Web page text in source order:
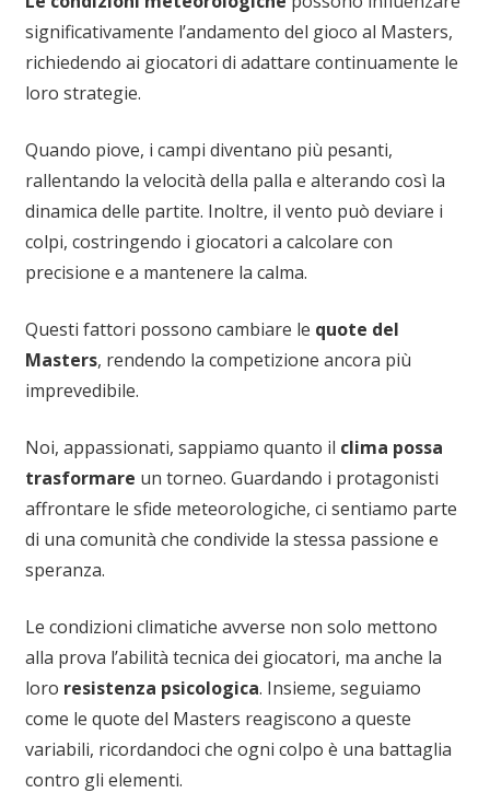
significativamente l’andamento del gioco al Masters,
richiedendo ai giocatori di adattare continuamente le
loro strategie.
Quando piove, i campi diventano più pesanti,
rallentando la velocità della palla e alterando così la
dinamica delle partite. Inoltre, il vento può deviare i
colpi, costringendo i giocatori a calcolare con
precisione e a mantenere la calma.
Questi fattori possono cambiare le quote del
Masters, rendendo la competizione ancora più
imprevedibile.
Noi, appassionati, sappiamo quanto il clima possa
trasformare un torneo. Guardando i protagonisti
affrontare le sfide meteorologiche, ci sentiamo parte
di una comunità che condivide la stessa passione e
speranza.
Le condizioni climatiche avverse non solo mettono
alla prova l’abilità tecnica dei giocatori, ma anche la
loro resistenza psicologica. Insieme, seguiamo
come le quote del Masters reagiscono a queste
variabili, ricordandoci che ogni colpo è una battaglia
contro gli elementi.